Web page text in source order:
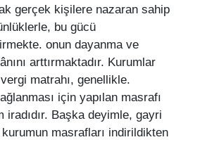
gerçek kişilere nazaran sahip
bu gücü
onun dayanma ve
arttırmaktadır. Kurumlar
matrahı, genellikle.
için yapılan masrafı
iradıdır. Başka deyimle, gayri
masrafları indirildikten